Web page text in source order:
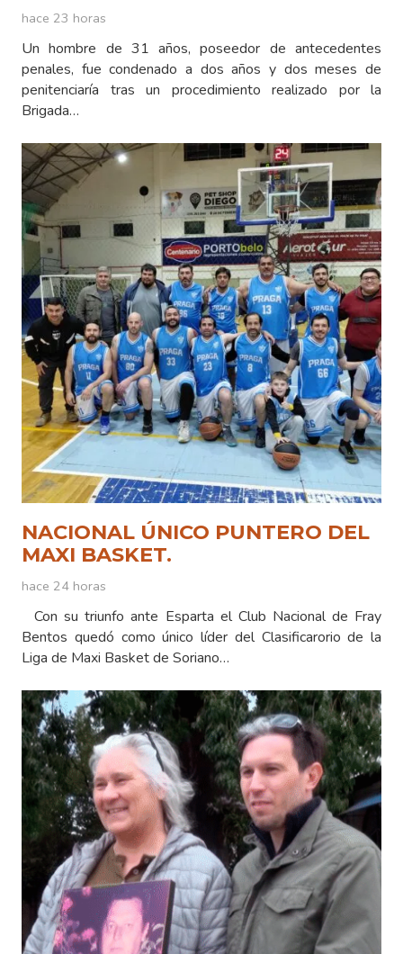
hace 23 horas
Un hombre de 31 años, poseedor de antecedentes
penales, fue condenado a dos años y dos meses de
penitenciaría tras un procedimiento realizado por la
Brigada…
NACIONAL ÚNICO PUNTERO DEL
MAXI BASKET.
hace 24 horas
Con su triunfo ante Esparta el Club Nacional de Fray
Bentos quedó como único líder del Clasificarorio de la
Liga de Maxi Basket de Soriano…